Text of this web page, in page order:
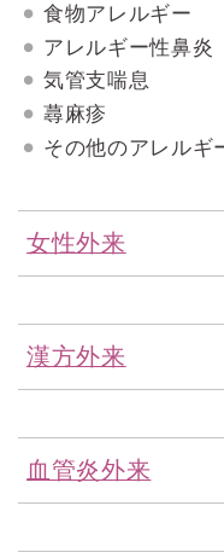
食物アレルギー
アレルギー性鼻炎
気管支喘息
蕁麻疹
その他のアレルギ
女性外来
漢方外来
血管炎外来